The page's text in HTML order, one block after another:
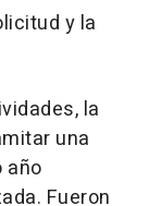
y la
la
una
año
Fueron